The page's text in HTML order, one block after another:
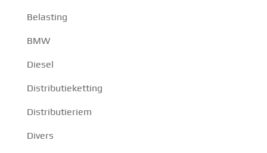
Belasting
BMW
Diesel
Distributieketting
Distributieriem
Divers